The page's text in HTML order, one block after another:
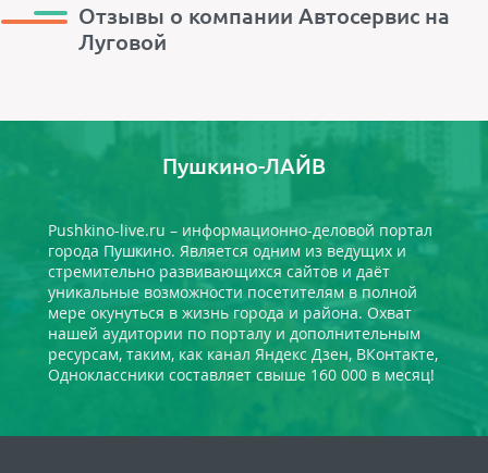
Отзывы о компании Автосервис на
Луговой
Пушкино-ЛАЙВ
Pushkino-live.ru – информационно-деловой портал
города Пушкино. Является одним из ведущих и
стремительно развивающихся сайтов и даёт
уникальные возможности посетителям в полной
мере окунуться в жизнь города и района. Охват
нашей аудитории по порталу и дополнительным
ресурсам, таким, как канал Яндекс Дзен, ВКонтакте,
Одноклассники составляет свыше 160 000 в месяц!